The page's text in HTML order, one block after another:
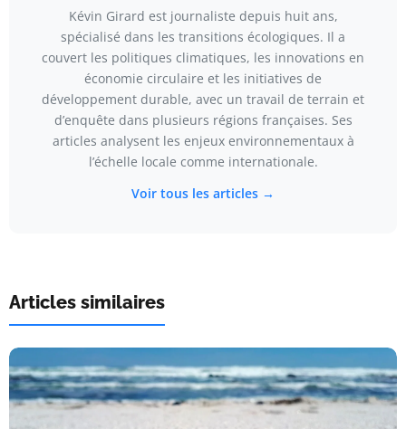
Kévin Girard est journaliste depuis huit ans,
spécialisé dans les transitions écologiques. Il a
couvert les politiques climatiques, les innovations en
économie circulaire et les initiatives de
développement durable, avec un travail de terrain et
d’enquête dans plusieurs régions françaises. Ses
articles analysent les enjeux environnementaux à
l’échelle locale comme internationale.
Voir tous les articles →
Articles similaires